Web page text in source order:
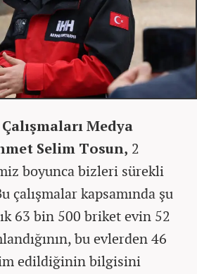
Medya
Selim Tosun, 2
boyunca bizleri sürekli
kapsamında şu
63 bin 500 briket evin 52
bu evlerden 46
edildiğinin bilgisini